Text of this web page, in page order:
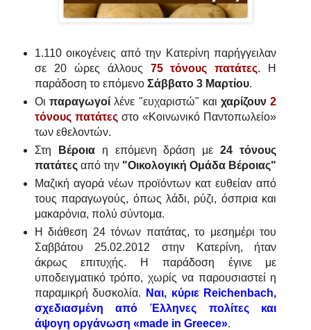
1.110 οικογένεις από την Κατερίνη παρήγγειλαν
σε 20 ώρες άλλους 75 τόνους πατάτες. Η
παράδοση το επόμενο Σάββατο 3 Μαρτίου.
Οι παραγωγοίλένε "ευχαριστώ" καιχαρίζουν 2
τόνους πατάτεςστο «Κοινωνικό Παντοπωλείο»
των εθελοντών.
Στη
Βέροιαη επόμενη δράση με24 τόνους
πατάτεςαπό την "Οικολογική Ομάδα Βέροιας"
Μαζική αγορά νέων προϊόντων κατ ευθείαν από
τους παραγωγούς, όπως λάδι, ρύζι, όσπρια και
μακαρόνια, πολύ σύντομα.
Η διάθεση 24 τόνων πατάτας, το μεσημέρι του
Σαββάτου 25.02.2012 στην Κατερίνη, ήταν
άκρως επιτυχής. Η παράδοση έγινε με
υποδειγματικό τρόπο, χωρίς να παρουσιαστεί η
παραμικρή δυσκολία.
Ναι, κύριε Reichenbach,
σχεδιασμένη από Έλληνες πολίτες και
άψογη οργάνωση «made in Greece».